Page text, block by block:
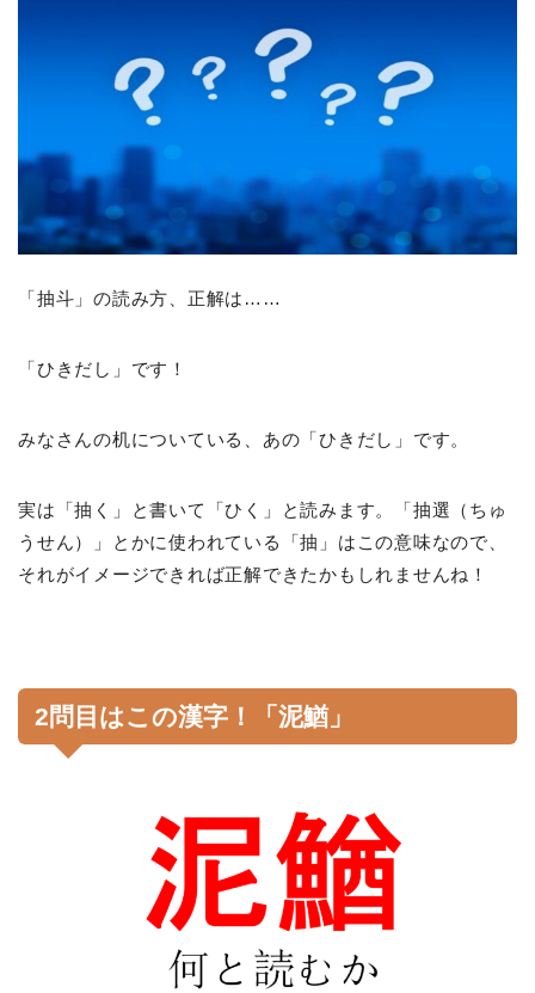
「抽斗」の読み方、正解は……
「ひきだし」です！
みなさんの机についている、あの「ひきだし」です。
実は「抽く」と書いて「ひく」と読みます。「抽選（ちゅ
うせん）」とかに使われている「抽」はこの意味なので、
それがイメージできれば正解できたかもしれませんね！
2問目はこの漢字！「泥鰌」